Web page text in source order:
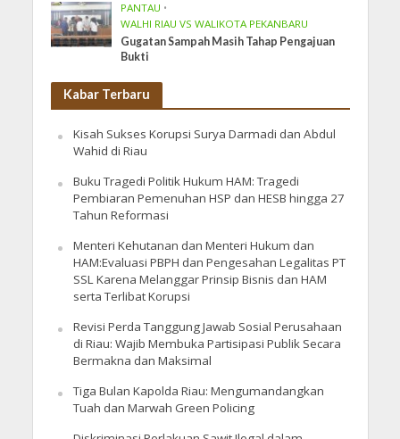
PANTAU •
WALHI RIAU VS WALIKOTA PEKANBARU
Gugatan Sampah Masih Tahap Pengajuan
Bukti
Kabar Terbaru
Kisah Sukses Korupsi Surya Darmadi dan Abdul
Wahid di Riau
Buku Tragedi Politik Hukum HAM: Tragedi
Pembiaran Pemenuhan HSP dan HESB hingga 27
Tahun Reformasi
Menteri Kehutanan dan Menteri Hukum dan
HAM:Evaluasi PBPH dan Pengesahan Legalitas PT
SSL Karena Melanggar Prinsip Bisnis dan HAM
serta Terlibat Korupsi
Revisi Perda Tanggung Jawab Sosial Perusahaan
di Riau: Wajib Membuka Partisipasi Publik Secara
Bermakna dan Maksimal
Tiga Bulan Kapolda Riau: Mengumandangkan
Tuah dan Marwah Green Policing